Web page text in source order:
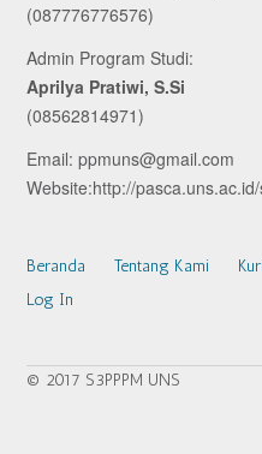
(087776776576)
Admin Program Studi:
Aprilya Pratiwi, S.Si
(08562814971)
Email: ppmuns@gmail.com
Website:http://
Beranda Tentang Kami
Log In
© 2017 S3PPPM UNS